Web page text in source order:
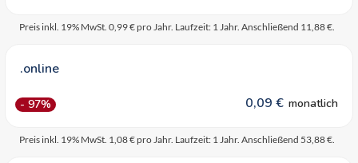
Preis inkl. 19% MwSt. 0,99 € pro Jahr. Laufzeit: 1 Jahr. Anschließend 11,88 €.
.online
- 97% 0,09 € monatlich
Preis inkl. 19% MwSt. 1,08 € pro Jahr. Laufzeit: 1 Jahr. Anschließend 53,88 €.